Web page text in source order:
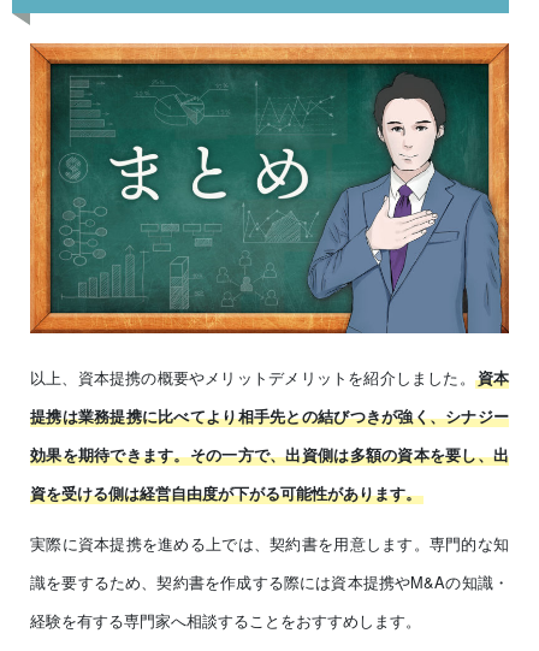
以上、資本提携の概要やメリットデメリットを紹介しました。 資本
提携は業務提携に比べてより相手先との結びつきが強く、シナジー
効果を期待できます。その一方で、出資側は多額の資本を要し、出
資を受ける側は経営自由度が下がる可能性があります。
実際に資本提携を進める上では、契約書を用意します。専門的な知
識を要するため、契約書を作成する際には資本提携やM&Aの知識・
経験を有する専門家へ相談することをおすすめします。